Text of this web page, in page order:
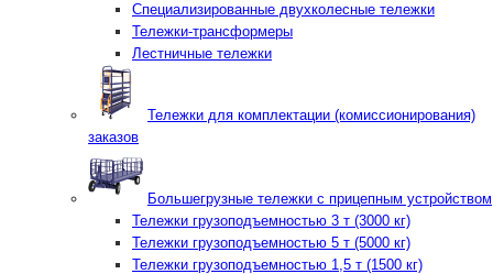
Специализированные двухколесные тележки
Тележки-трансформеры
Лестничные тележки
Тележки для комплектации (комиссионирования)
заказов
Большегрузные тележки с прицепным устройством
Тележки грузоподъемностью 3 т (3000 кг)
Тележки грузоподъемностью 5 т (5000 кг)
Тележки грузоподъемностью 1,5 т (1500 кг)